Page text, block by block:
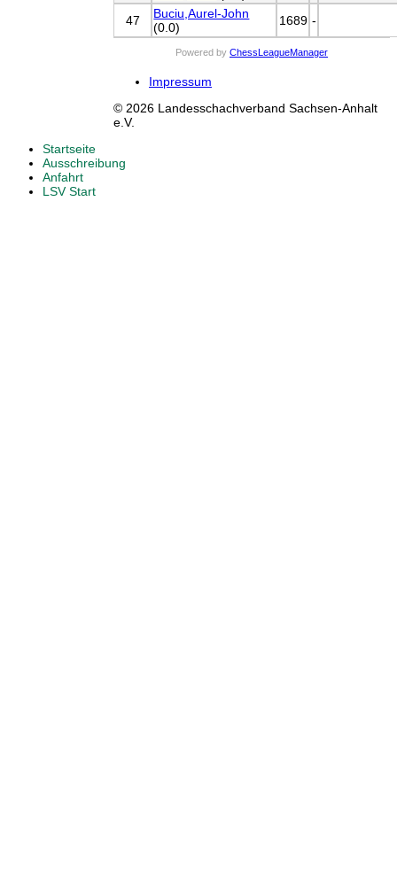
47
Buciu,Aurel-John
(0.0)
1689 -
Powered by ChessLeagueManager
Impressum
© 2026 Landesschachverband Sachsen-Anhalt
e.V.
Startseite
Ausschreibung
Anfahrt
LSV Start